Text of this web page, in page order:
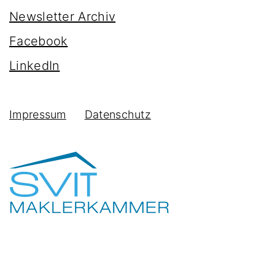
Newsletter Archiv
Facebook
LinkedIn
Impressum Datenschutz